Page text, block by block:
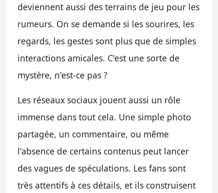
deviennent aussi des terrains de jeu pour les
rumeurs. On se demande si les sourires, les
regards, les gestes sont plus que de simples
interactions amicales. C'est une sorte de
mystère, n'est-ce pas ?
Les réseaux sociaux jouent aussi un rôle
immense dans tout cela. Une simple photo
partagée, un commentaire, ou même
l'absence de certains contenus peut lancer
des vagues de spéculations. Les fans sont
très attentifs à ces détails, et ils construisent